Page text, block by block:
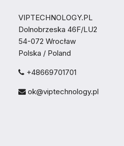
VIPTECHNOLOGY.PL
Dolnobrzeska 46F/LU2
54-072 Wrocław
Polska / Poland
+48669701701
ok@viptechnology.pl